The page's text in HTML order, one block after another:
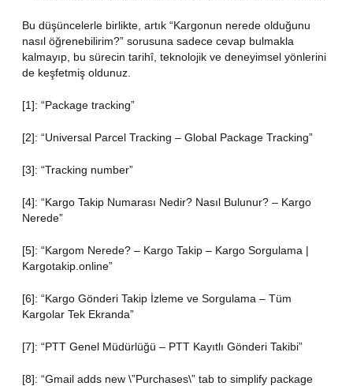
Bu düşüncelerle birlikte, artık “Kargonun nerede olduğunu
nasıl öğrenebilirim?” sorusuna sadece cevap bulmakla
kalmayıp, bu sürecin tarihî, teknolojik ve deneyimsel yönlerini
de keşfetmiş oldunuz.
[1]: “Package tracking”
[2]: “Universal Parcel Tracking – Global Package Tracking”
[3]: “Tracking number”
[4]: “Kargo Takip Numarası Nedir? Nasıl Bulunur? – Kargo
Nerede”
[5]: “Kargom Nerede? – Kargo Takip – Kargo Sorgulama |
Kargotakip.online”
[6]: “Kargo Gönderi Takip İzleme ve Sorgulama – Tüm
Kargolar Tek Ekranda”
[7]: “PTT Genel Müdürlüğü – PTT Kayıtlı Gönderi Takibi”
[8]: “Gmail adds new \”Purchases\” tab to simplify package